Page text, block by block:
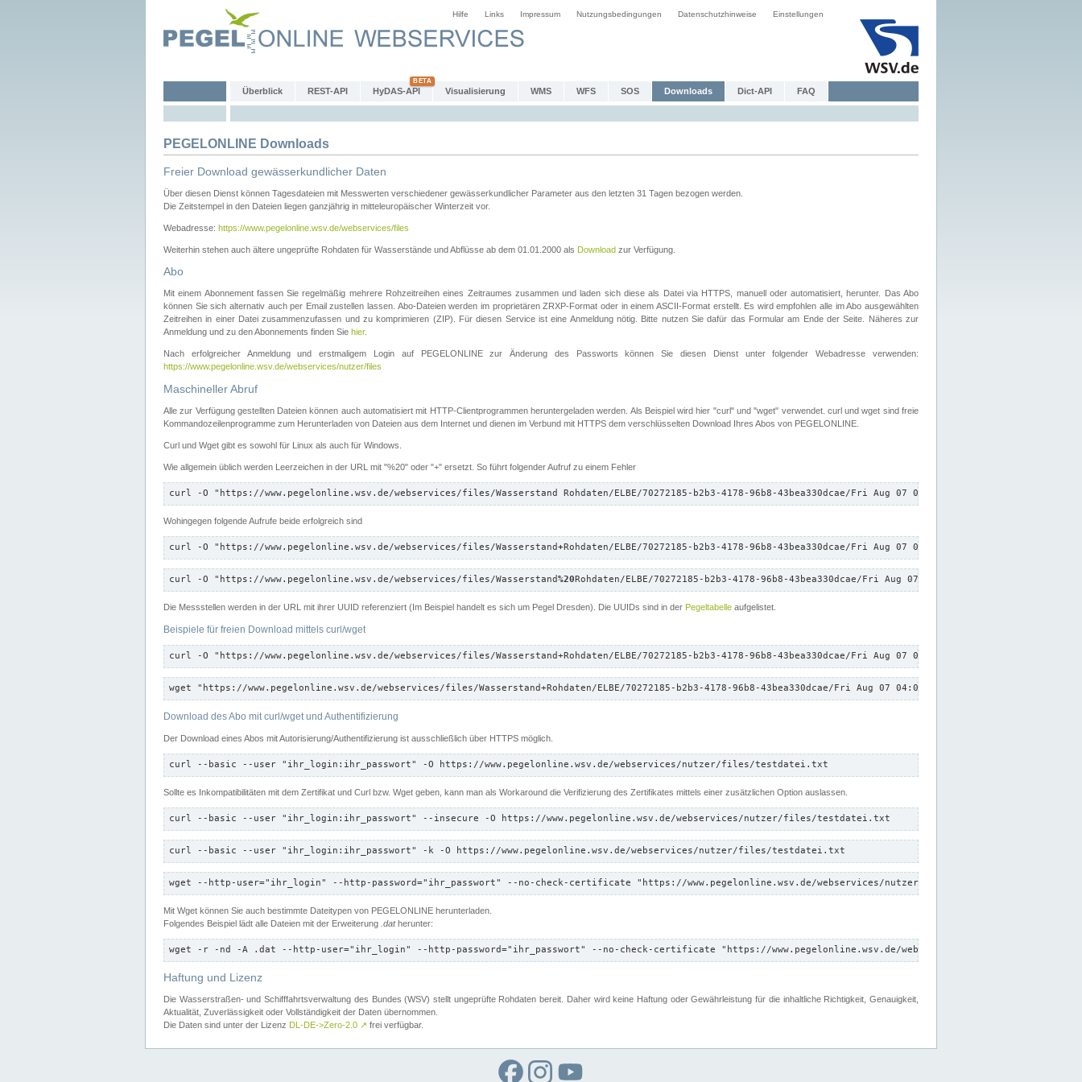
Hilfe Links Impressum Nutzungsbedingungen Datenschutzhinweise Einstellungen
Überblick REST-API HyDAS-API Visualisierung WMS WFS SOS Downloads Dict-API FAQ
PEGELONLINE Downloads
Freier Download gewässerkundlicher Daten
Über diesen Dienst können Tagesdateien mit Messwerten verschiedener gewässerkundlicher Parameter aus den letzten 31 Tagen bezogen werden.
Die Zeitstempel in den Dateien liegen ganzjährig in mitteleuropäischer Winterzeit vor.
Webadresse: https://www.pegelonline.wsv.de/webservices/files
Weiterhin stehen auch ältere ungeprüfte Rohdaten für Wasserstände und Abflüsse ab dem 01.01.2000 als Download zur Verfügung.
Abo
Mit einem Abonnement fassen Sie regelmäßig mehrere Rohzeitreihen eines Zeitraumes zusammen und laden sich diese als Datei via HTTPS, manuell oder automatisiert, herunter. Das Abo
können Sie sich alternativ auch per Email zustellen lassen. Abo-Dateien werden im proprietären ZRXP-Format oder in einem ASCII-Format erstellt. Es wird empfohlen alle im Abo ausgewählten
Zeitreihen in einer Datei zusammenzufassen und zu komprimieren (ZIP). Für diesen Service ist eine Anmeldung nötig. Bitte nutzen Sie dafür das Formular am Ende der Seite. Näheres zur
Anmeldung und zu den Abonnements finden Sie hier.
Nach erfolgreicher Anmeldung und erstmaligem Login auf PEGELONLINE zur Änderung des Passworts können Sie diesen Dienst unter folgender Webadresse verwenden:
https://www.pegelonline.wsv.de/webservices/nutzer/files
Maschineller Abruf
Alle zur Verfügung gestellten Dateien können auch automatisiert mit HTTP-Clientprogrammen heruntergeladen werden. Als Beispiel wird hier "curl" und "wget" verwendet. curl und wget sind freie
Kommandozeilenprogramme zum Herunterladen von Dateien aus dem Internet und dienen im Verbund mit HTTPS dem verschlüsselten Download Ihres Abos von PEGELONLINE.
Curl und Wget gibt es sowohl für Linux als auch für Windows.
Wie allgemein üblich werden Leerzeichen in der URL mit "%20" oder "+" ersetzt. So führt folgender Aufruf zu einem Fehler
curl -O "https://www.pegelonline.wsv.de/webservices/files/Wasserstand Rohdaten/ELBE/70272185-b2b3-4178-96b8-43bea330dcae/Fri Aug 07 04:00:54 CEST 2026/down.txt"
Wohingegen folgende Aufrufe beide erfolgreich sind
curl -O "https://www.pegelonline.wsv.de/webservices/files/Wasserstand+Rohdaten/ELBE/70272185-b2b3-4178-96b8-43bea330dcae/Fri Aug 07 04:00:54 CEST 2026/down.txt"
curl -O "https://www.pegelonline.wsv.de/webservices/files/Wasserstand%20Rohdaten/ELBE/70272185-b2b3-4178-96b8-43bea330dcae/Fri Aug 07 04:00:54 CEST 2026/down.txt"
Die Messstellen werden in der URL mit ihrer UUID referenziert (Im Beispiel handelt es sich um Pegel Dresden). Die UUIDs sind in der Pegeltabelle aufgelistet.
Beispiele für freien Download mittels curl/wget
curl -O "https://www.pegelonline.wsv.de/webservices/files/Wasserstand+Rohdaten/ELBE/70272185-b2b3-4178-96b8-43bea330dcae/Fri Aug 07 04:00:54 CEST 2026/down.txt"
wget "https://www.pegelonline.wsv.de/webservices/files/Wasserstand+Rohdaten/ELBE/70272185-b2b3-4178-96b8-43bea330dcae/Fri Aug 07 04:00:54 CEST 2026/down.txt"
Download des Abo mit curl/wget und Authentifizierung
Der Download eines Abos mit Autorisierung/Authentifizierung ist ausschließlich über HTTPS möglich.
curl --basic --user "ihr_login:ihr_passwort" -O https://www.pegelonline.wsv.de/webservices/nutzer/files/testdatei.txt
Sollte es Inkompatibilitäten mit dem Zertifikat und Curl bzw. Wget geben, kann man als Workaround die Verifizierung des Zertifikates mittels einer zusätzlichen Option auslassen.
curl --basic --user "ihr_login:ihr_passwort" --insecure -O https://www.pegelonline.wsv.de/webservices/nutzer/files/testdatei.txt
curl --basic --user "ihr_login:ihr_passwort" -k -O https://www.pegelonline.wsv.de/webservices/nutzer/files/testdatei.txt
wget --http-user="ihr_login" --http-password="ihr_passwort" --no-check-certificate "https://www.pegelonline.wsv.de/webservices/nutzer/files/testdatei.txt"
Mit Wget können Sie auch bestimmte Dateitypen von PEGELONLINE herunterladen.
Folgendes Beispiel lädt alle Dateien mit der Erweiterung .datherunter:
wget -r -nd -A .dat --http-user="ihr_login" --http-password="ihr_passwort" --no-check-certificate "https://www.pegelonline.wsv.de/webservices/nutzer/files"
Haftung und Lizenz
Die Wasserstraßen- und Schifffahrtsverwaltung des Bundes (WSV) stellt ungeprüfte Rohdaten bereit. Daher wird keine Haftung oder Gewährleistung für die inhaltliche Richtigkeit, Genauigkeit,
Aktualität, Zuverlässigkeit oder Vollständigkeit der Daten übernommen.
Die Daten sind unter der Lizenz DL-DE->Zero-2.0 ↗ frei verfügbar.